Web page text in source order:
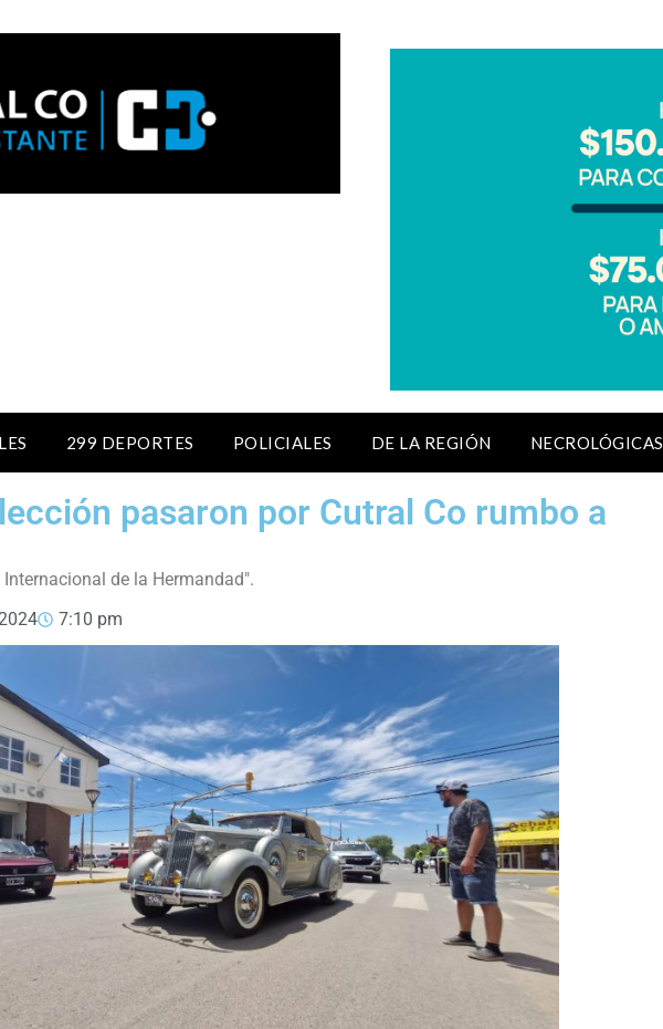
299 DEPORTES POLICIALES DE LA REGIÓN NECROLÓGICAS
pasaron por Cutral Co rumbo a
de la Hermandad".
7:10 pm